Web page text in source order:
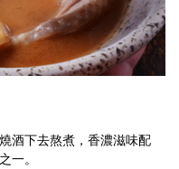
酒下去熬煮，香濃滋味配
一。